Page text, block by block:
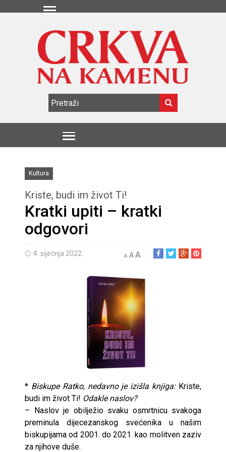
Kultura
Kriste, budi im život Ti!
Kratki upiti – kratki
odgovori
4. siječnja 2022. A AA
* Biskupe Ratko, nedavno je izišla knjiga: Kriste,
budi im život Ti! Odakle naslov?
– Naslov je obilježio svaku osmrtnicu svakoga
preminula dijecezanskog svećenika u našim
biskupijama od 2001. do 2021. kao molitven zaziv
za njihove duše.